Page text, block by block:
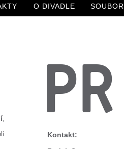
O DIVADLE SOUBOR
,
PR
Kontakt: